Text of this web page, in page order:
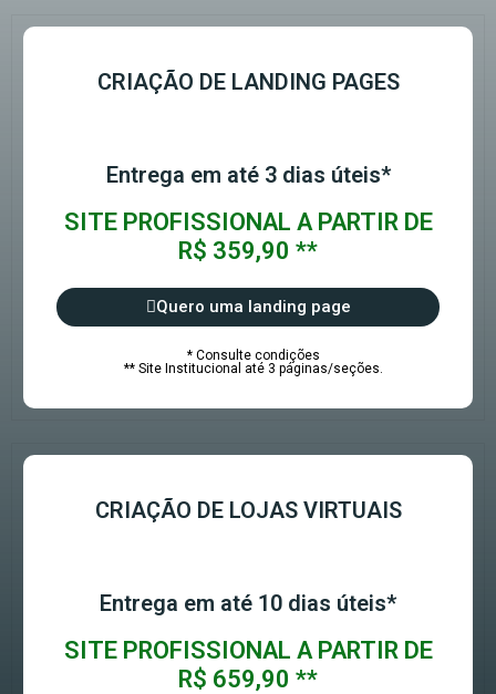
CRIAÇÃO DE LANDING PAGES
Entrega em até 3 dias úteis*
SITE PROFISSIONAL A PARTIR DE
R$ 359,90 **
Quero uma landing page
* Consulte condições
** Site Institucional até 3 páginas/seções.
CRIAÇÃO DE LOJAS VIRTUAIS
Entrega em até 10 dias úteis*
SITE PROFISSIONAL A PARTIR DE
R$ 659,90 **